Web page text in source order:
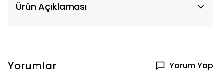
Ürün Açıklaması
Yorumlar Yorum Yap